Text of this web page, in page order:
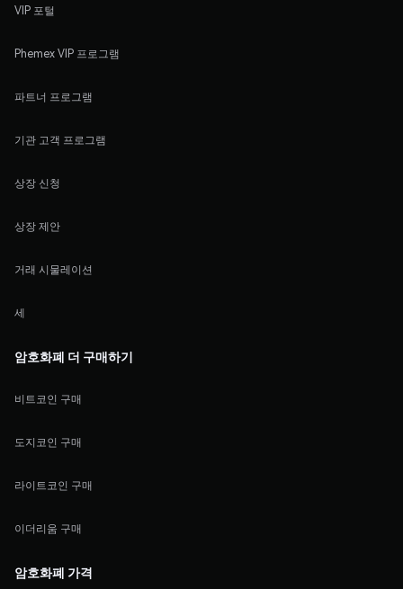
VIP 포털
Phemex VIP 프로그램
파트너 프로그램
기관 고객 프로그램
상장 신청
상장 제안
거래 시물레이션
세
암호화폐 더 구매하기
비트코인 구매
도지코인 구매
라이트코인 구매
이더리움 구매
암호화폐 가격